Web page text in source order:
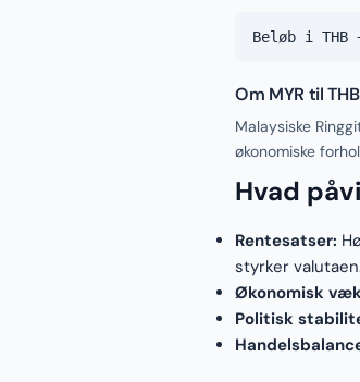
Beløb i THB
Om MYR til THB
Malaysiske
økonomiske
Hvad
Rentesatser:
styrker
Økonomisk
Politisk